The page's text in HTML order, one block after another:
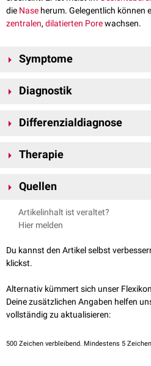
die Nase herum. Gelegentlich können
zentralen, dilatierten Porewachsen.
Symptome
Läsionmit einem zentralen
Diagnostik
dilatierte Haarfollikel mir zentralem
Differenzialdiagnose
Haarscheidenakanthom
Basalzellkarzinom
melanozytärer Naevus
Therapie
Quellen
dermnetnz.org – Trichofolliculoma
Altmeyers Enzyklopädie –
Artikelinhalt ist veraltet?
Hier melden
Du kannst den Artikel selbst
klickst.
Alternativ kümmert sich unser
Deine zusätzlichen Angaben helfen
vollständig zu aktualisieren:
500 Zeichen verbleibend. Mindestens 5